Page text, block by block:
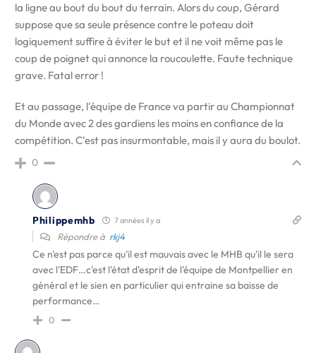
la ligne au bout du bout du terrain. Alors du coup, Gérard
suppose que sa seule présence contre le poteau doit
logiquement suffire à éviter le but et il ne voit même pas le
coup de poignet qui annonce la roucoulette. Faute technique
grave. Fatal error !
Et au passage, l'équipe de France va partir au Championnat
du Monde avec 2 des gardiens les moins en confiance de la
compétition. C'est pas insurmontable, mais il y aura du boulot.
0
Philippemhb 7 années il y a
Répondre à rkj4
Ce n'est pas parce qu'il est mauvais avec le MHB qu'il le sera
avec l'EDF…c'est l'état d'esprit de l'équipe de Montpellier en
général et le sien en particulier qui entraine sa baisse de
performance…
0